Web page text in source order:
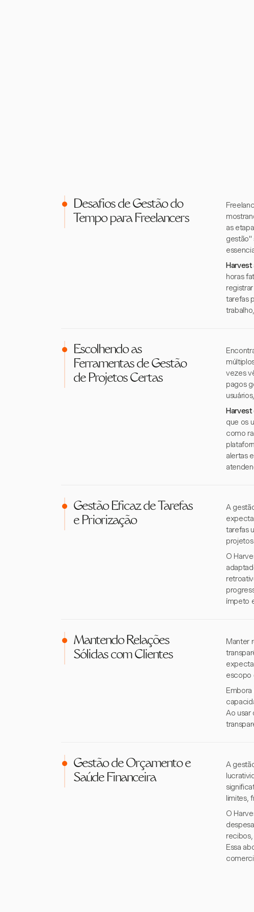
Desafios de Gestão do
Tempo para Freelancers
as
gestão"
Harvest
horas
tarefas
Escolhendo as
Ferramentas de Gestão
de Projetos Certas
vezes
pagos
Harvest
que os
como
alertas
Gestão Eficaz de Tarefas
e Priorização
A
tarefas
O
ímpeto
Mantendo Relações
Sólidas com Clientes
Manter
escopo
Ao usar
Gestão de Orçamento e
Saúde Financeira
A
limites,
O
Essa